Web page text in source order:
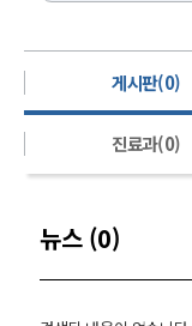
게시판(0)
진료과(0)
뉴스 (0)